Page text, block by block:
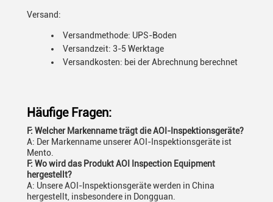
Versand:
Versandmethode: UPS-Boden
Versandzeit: 3-5 Werktage
Versandkosten: bei der Abrechnung berechnet
Häufige Fragen:
F: Welcher Markenname trägt die AOI-Inspektionsgeräte?
A: Der Markenname unserer AOI-Inspektionsgeräte ist
Mento.
F: Wo wird das Produkt AOI Inspection Equipment
hergestellt?
A: Unsere AOI-Inspektionsgeräte werden in China
hergestellt, insbesondere in Dongguan.